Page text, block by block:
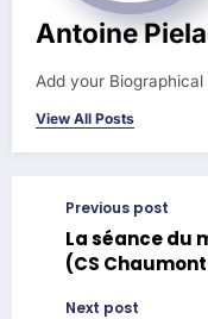
Antoine
Add your
View All Posts
Previous post
La séance du
(CS
Next post